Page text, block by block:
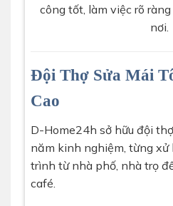
công tốt, làm việc rõ
nơi.
Đội Thợ Sửa Mái
Cao
D-Home24h sở hữu đội
năm kinh nghiệm, từng xử
trình từ nhà phố, nhà trọ
café.